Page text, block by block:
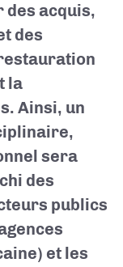
des acquis,
des
la
Ainsi, un
sera
des
publics
et les